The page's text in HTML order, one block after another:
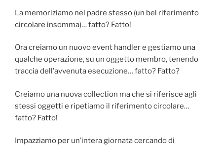
La memoriziamo nel padre stesso (un bel riferimento
circolare insomma)… fatto? Fatto!
Ora creiamo un nuovo event handler e gestiamo una
qualche operazione, su un oggetto membro, tenendo
traccia dell’avvenuta esecuzione… fatto? Fatto?
Creiamo una nuova collection ma che si riferisce agli
stessi oggetti e ripetiamo il riferimento circolare…
fatto? Fatto!
Impazziamo per un’intera giornata cercando di